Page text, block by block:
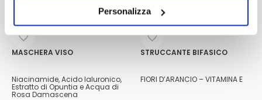
Personalizza
MASCHERA VISO
Niacinamide, Acido Ialuronico,
Estratto di Opuntia e Acqua di
Rosa Damascena
STRUCCANTE BIFASICO
FIORI D’ARANCIO – VITAMINA E